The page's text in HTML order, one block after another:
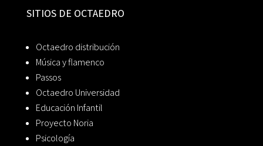
SITIOS DE OCTAEDRO
Octaedro distribución
Música y flamenco
Passos
Octaedro Universidad
Educación Infantil
Proyecto Noria
Psicología